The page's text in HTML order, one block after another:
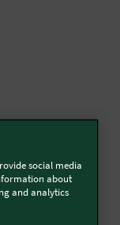
social media
about
and analytics